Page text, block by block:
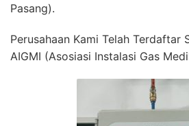
Pasang).
Perusahaan Kami Telah Terdaftar
AIGMI (Asosiasi Instalasi Gas